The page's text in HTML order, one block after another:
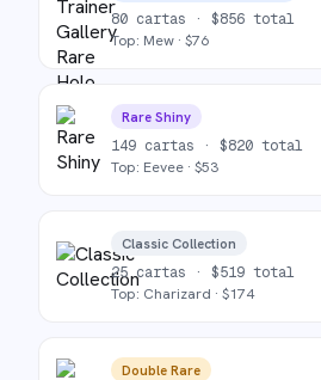
80 cartas · $856 total
Top: Mew · $76
Rare Shiny
149 cartas · $820 total
Top: Eevee · $53
Classic Collection
25cartas · $519 total
Top: Charizard · $174
Double Rare